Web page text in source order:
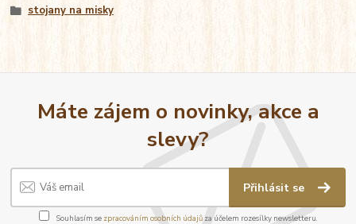
stojany na misky
Máte zájem o novinky, akce a
slevy?
Přihlásit se
Souhlasím se zpracováním osobních údajůza účelem rozesílky newsletteru.